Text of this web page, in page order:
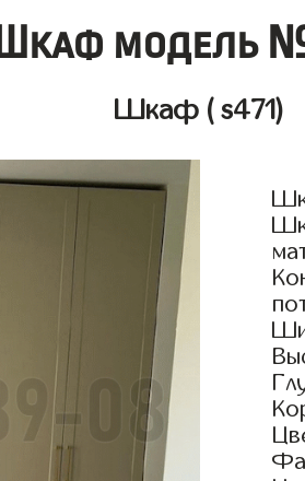
Шкаф модель
Шкаф ( s471)